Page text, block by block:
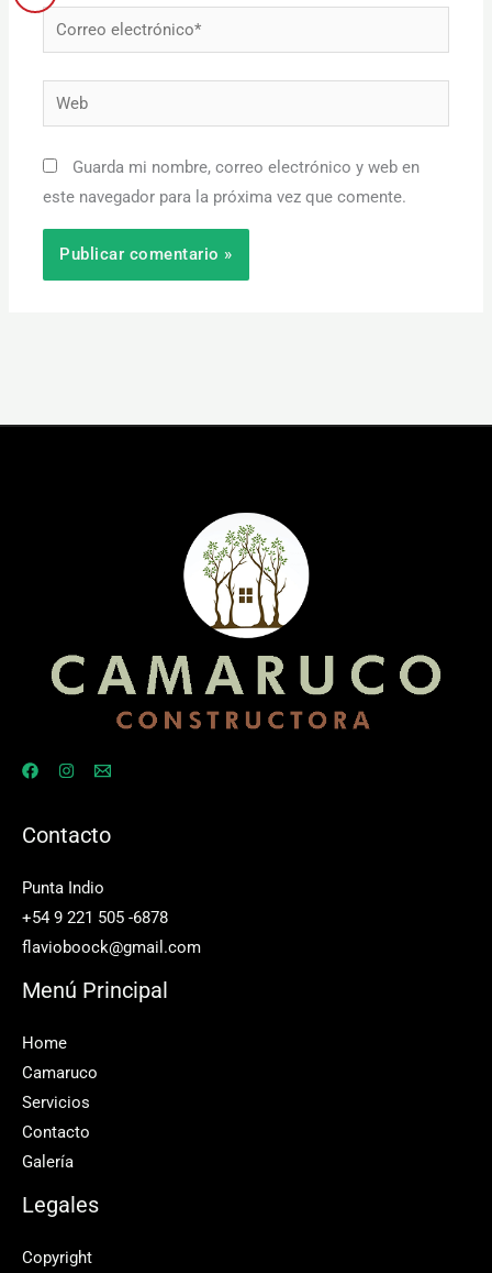
Correo
electrónico*
Web
Guarda mi nombre, correo electrónico y web en
este navegador para la próxima vez que comente.
Contacto
Punta Indio
+54 9 221 505 -6878
flavioboock@gmail.com
Menú Principal
Home
Camaruco
Servicios
Contacto
Galería
Legales
Copyright